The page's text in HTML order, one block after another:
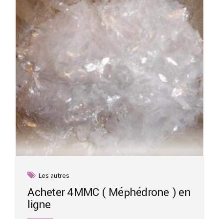
Les autres
Acheter 4MMC ( Méphédrone ) en
ligne